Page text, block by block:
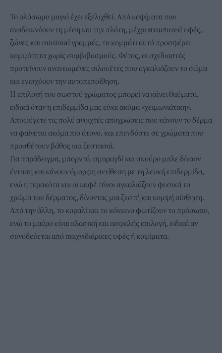
Το ολόσωμο μαγιό έχει εξελιχθεί. Από κοψίματα που
αναδεικνύουν τη μέση και την πλάτη, μέχρι structured υφές,
ζώνες και minimal γραμμές, το κομμάτι αυτό προσφέρει
κομψότητα χωρίς συμβιβασμούς. Φέτος, οι σχεδιαστές
προτείνουν ανανεωμένες σιλουέτες που αγκαλιάζουν το σώμα
και ενισχύουν την αυτοπεποίθηση.
Η επιλογή του σωστού χρώματος μπορεί να κάνει θαύματα,
ειδικά όταν η επιδερμίδα μας είναι ακόμα «χειμωνιάτικη».
Αποφύγετε τις πολύ ανοιχτές αποχρώσεις που κάνουν το δέρμα
να φαίνεται ακόμα πιο άτονο, και επενδύστε σε χρώματα που
προσθέτουν βάθος και ζεστασιά.
Για παράδειγμα, μπορντό, σμαραγδί και σκούρο μπλε δίνουν
ένταση και κάνουν όμορφη αντίθεση με τη λευκή επιδερμίδα,
ενώ η τερακότα και οι καφέ τόνοι αγκαλιάζουν φυσικά το
χρώμα του δέρματος, δίνοντας μια ζεστή και κομψή αίσθηση.
Από την άλλη, το κοραλί και το κόκκινο φωτίζουν το πρόσωπο,
ενώ το μαύρο είναι κλασική και ασφαλής επιλογή, ειδικά αν
συνοδεύεται από παιχνιδιάρικες υφές ή κοψίματα.